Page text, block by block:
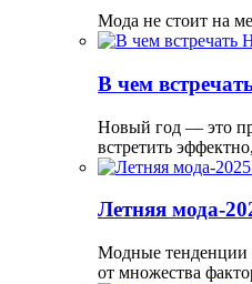
Мода не стоит на
В чем
Новый год — это
встретить
Летняя мода-
Модные тенденции
от множества